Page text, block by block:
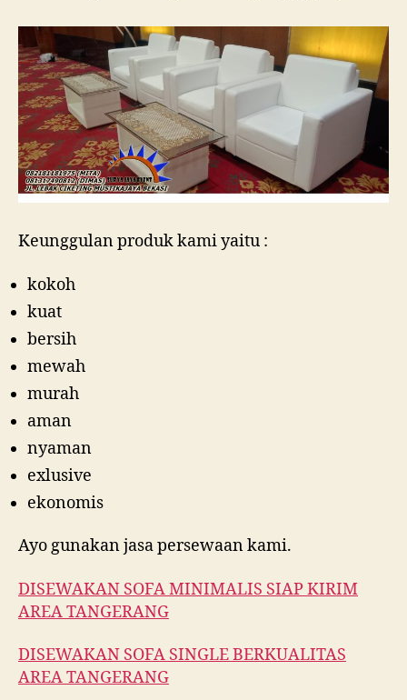
Keunggulan produk kami yaitu :
kokoh
kuat
bersih
mewah
murah
aman
nyaman
exlusive
ekonomis
Ayo gunakan jasa persewaan kami.
DISEWAKAN SOFA MINIMALIS SIAP KIRIM
AREA TANGERANG
DISEWAKAN SOFA SINGLE BERKUALITAS
AREA TANGERANG